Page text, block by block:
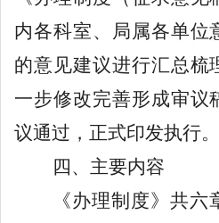
内各科室、局属各单位
的意见建议进行汇总梳
一步修改完善形成审议
议通过，正式印发执行。
四、主要内容
《办理制度》共